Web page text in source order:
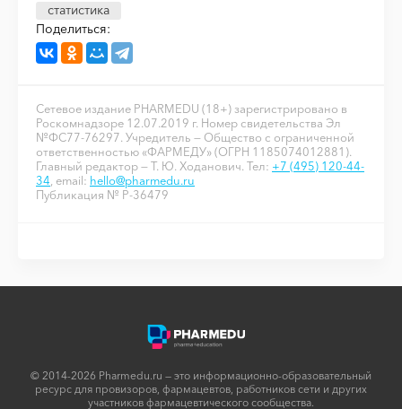
статистика
Поделиться:
Сетевое издание PHARMEDU (18+) зарегистрировано в
Роскомнадзоре 12.07.2019 г. Номер свидетельства Эл
№ФС77-76297. Учредитель — Общество с ограниченной
ответственностью «ФАРМЕДУ» (ОГРН 1185074012881).
Главный редактор — Т. Ю. Ходанович. Тел: +7 (495) 120-44-
34 , email: hello@pharmedu.ru
Публикация № P-36479
© 2014-2026 Pharmedu.ru — это информационно-образовательный
ресурс для провизоров, фармацевтов, работников сети и других
участников фармацевтического сообщества.